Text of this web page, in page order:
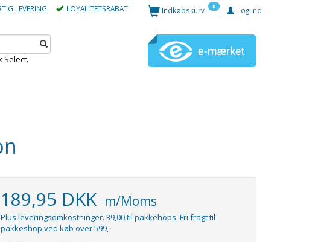
LEVERING LOYALITETSRABAT Log ind
Indkøbskurv 0
Select.
189,95 DKK m/Moms
Plus leveringsomkostninger. 39,00 til pakkehops. Fri fragt til
pakkeshop ved køb over 599,-